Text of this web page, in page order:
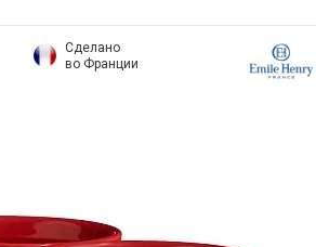
Сделано
во Франции